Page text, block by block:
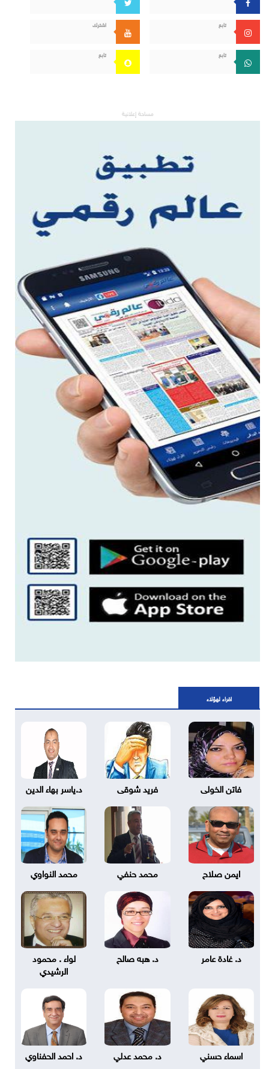
تابع اشترك
تابع تابع
مساحة إعلانية
اقراء لهؤلاء
فاتن الخولى فريد شوقى د.ياسر بهاء الدين
ايمن صلاح محمد حنفي محمد النواوي
د. غادة عامر د. هبه صالح
لواء . محمود
الرشيدي
اسماء حسني د. محمد عدلي د. احمد الحفناوي